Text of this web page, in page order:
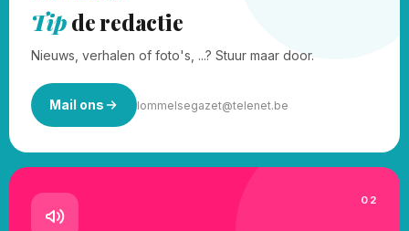
Tipde redactie
Nieuws, verhalen of foto's, ...? Stuur maar door.
Mail ons lommelsegazet@telenet.be
02